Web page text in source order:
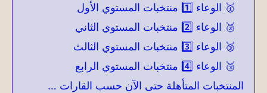
🥇 الوعاء 1️⃣ منتخبات المستوي الأول
🥈 الوعاء 2️⃣ منتخبات المستوي الثاني
🥉 الوعاء 3️⃣ منتخبات المستوي الثالث
🥉 الوعاء 4️⃣ منتخبات المستوي الرابع
المنتخبات المتأهلة حتى الآن حسب القارات …